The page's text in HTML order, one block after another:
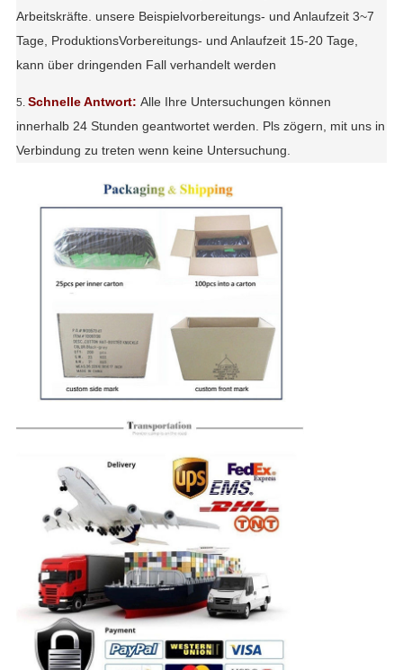
Arbeitskräfte. unsere Beispielvorbereitungs- und Anlaufzeit 3~7
Tage, ProduktionsVorbereitungs- und Anlaufzeit 15-20 Tage,
kann über dringenden Fall verhandelt werden
5. Schnelle Antwort: Alle Ihre Untersuchungen können
innerhalb 24 Stunden geantwortet werden. Pls zögern, mit uns in
Verbindung zu treten wenn keine Untersuchung.